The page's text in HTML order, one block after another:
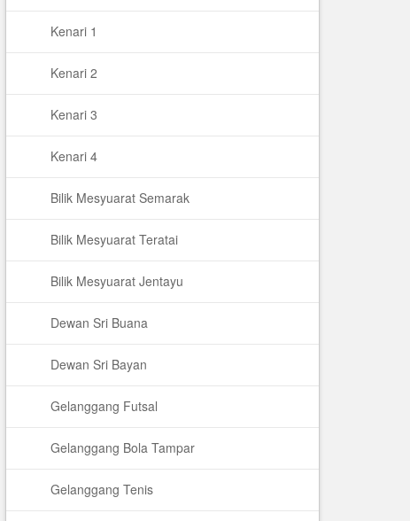
Kenari 1
Kenari 2
Kenari 3
Kenari 4
Bilik Mesyuarat Semarak
Bilik Mesyuarat Teratai
Bilik Mesyuarat Jentayu
Dewan Sri Buana
Dewan Sri Bayan
Gelanggang Futsal
Gelanggang Bola Tampar
Gelanggang Tenis